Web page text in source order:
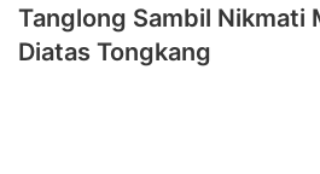
Tanglong Sambil Nikmati
Diatas Tongkang